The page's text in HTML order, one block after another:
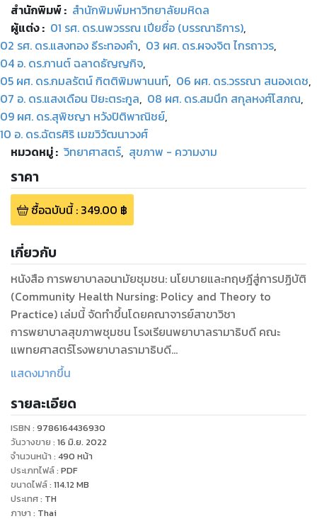
สำนักพิมพ์: สำนักพิมพ์มหาวิทยาลัยมหิดล
ผู้แต่ง : 01 รศ. ดร.นพวรรณ เปียซื่อ (บรรณาธิการ),
02 รศ. ดร.แสงทอง ธีระทองคำ, 03 ผศ. ดร.ผจงจิต ไกรถาวร,
04 อ. ดร.กานต์ ฉลาดธัญญกิจ,
05 ผศ. ดร.กมลรัตน์ กิตติพิมพานนท์, 06 ผศ. ดร.วรรณา สนองเดช,
07 อ. ดร.แสงเดือน ปิยะตระกูล, 08 ผศ. ดร.สมนึก สกุลหงศ์โสภณ,
09 ผศ. ดร.สุพิชญา หวังปิติพาณิชย์,
10 อ. ดร.ฉัตรศิริ เมฆวิวัฒนาวงศ์
หมวดหมู่: วิทยาศาสตร์, สุขภาพ - ความงาม
ราคา
ซื้อฉบับนี้: 349.00 ฿
เกี่ยวกับ
หนังสือ การพยาบาลอนามัยชุมชน: นโยบายและทฤษฎีสู่การปฏิบัติ
(Community Health Nursing: Policy and Theory to
Practice) เล่มนี้ จัดทำขึ้นโดยคณาจารย์สาขาวิชา
การพยาบาลสุขภาพชุมชน โรงเรียนพยาบาลรามาธิบดี คณะ
แพทยศาสตร์โรงพยาบาลรามาธิบดี
มหาวิทยาลัยมหิดล ซึ่งได้รวบรวมเนื้อหาที่ทันสมัยเกี่ยวกับ
และนานาชาติ รวมทั้งแนวคิดทฤษฎีที่เกี่ยวข้องกับการพยาบาล
ชุมชน และแนวทางในการประยุกต์ใช้
ในการทำงานตามบทบาทของพยาบาลชุมชนร่วมกับทีมสุขภาพ
และภาคีเครือข่ายต่าง ๆ
โดยมีวัตถุประสงค์เพื่อเป็นแหล่งข้อมูลในการศึกษาค้นคว้า สำหรับ
นักศึกษาพยาบาลและสาขาที่เกี่ยวข้องกับวิทยาศาสตร์สุขภาพ
พยาบาลชุมชน บุคลากรทีมสุขภาพ และผู้สนใจ ได้นำ
แสดงมากขึ้น
รายละเอียด
ISBN : 9786164436930
วันวางขาย : 16 มิ.ย. 2022
จำนวนหน้า : 490 หน้า
ประเภทไฟล์: PDF
ขนาดไฟล์: 114.12 MB
ประเทศ: TH
ภาษา : Thai